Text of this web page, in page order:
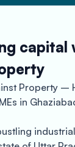
capital
Property –
in